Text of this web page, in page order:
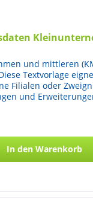
und mittleren
Textvorlage
Filialen oder
und
In den Warenkorb